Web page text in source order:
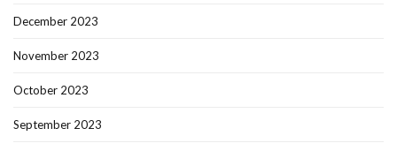
December 2023
November 2023
October 2023
September 2023